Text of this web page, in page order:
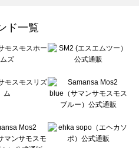
のシューズ一覧
ズ一覧
ューズ一覧
覧
ド一覧